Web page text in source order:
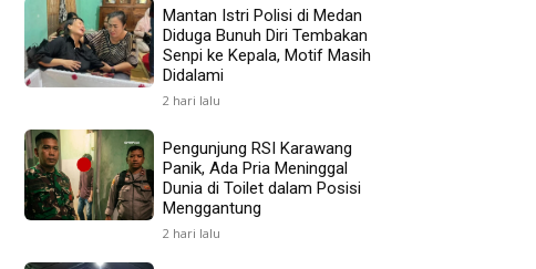
Mantan Istri Polisi di Medan
Diduga Bunuh Diri Tembakan
Senpi ke Kepala, Motif Masih
Didalami
2 hari lalu
Pengunjung RSI Karawang
Panik, Ada Pria Meninggal
Dunia di Toilet dalam Posisi
Menggantung
2 hari lalu